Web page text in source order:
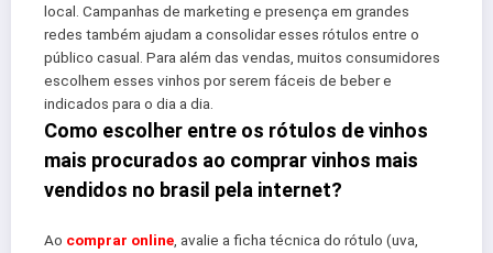
local. Campanhas de marketing e presença em grandes
redes também ajudam a consolidar esses rótulos entre o
público casual. Para além das vendas, muitos consumidores
escolhem esses vinhos por serem fáceis de beber e
indicados para o dia a dia.
Como escolher entre os rótulos de vinhos
mais procurados ao comprar vinhos mais
vendidos no brasil pela internet?
Ao comprar online , avalie a ficha técnica do rótulo (uva,